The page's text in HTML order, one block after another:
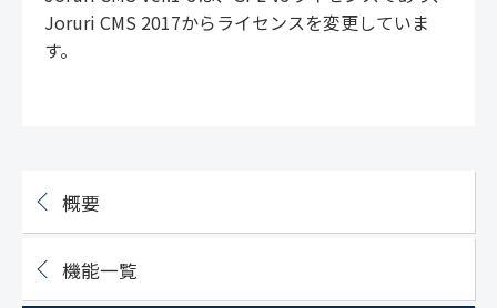
Joruri CMS 2017からライセンスを変更していま
す。
概要
機能一覧